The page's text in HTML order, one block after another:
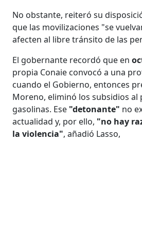
No obstante, reiteró su
que las movilizaciones "se
afecten al libre tránsito de las
El gobernante recordó que en
propia Conaie convocó a una
cuando el Gobierno, entonces
Moreno, eliminó los subsidios al
gasolinas. Ese "detonante" no
actualidad y, por ello, "no hay
la violencia", añadió Lasso,